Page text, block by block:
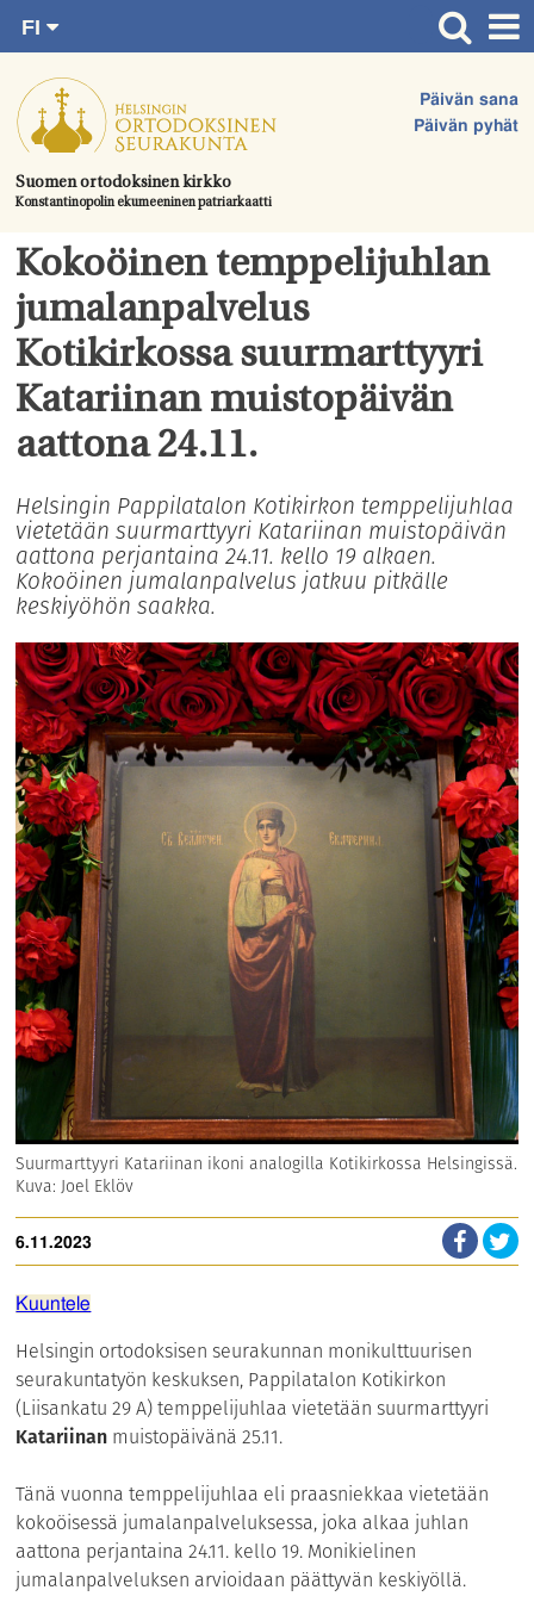
suoraan
sisältöön.
Suomen ortodoksinen kirkko
Konstantinopolin ekumeeninen patriarkaatti
Päivän sana
Päivän pyhät
FI
SV
EN
UA
Etusivu
Ajankohtaista
Juhlat & toimitukset
Kirkot
Apua & tukea
Tule mukaan
Hautausmaa
Yhteystiedot
Kokoöinen temppelijuhlan
jumalanpalvelus
Kotikirkossa suurmarttyyri
Katariinan muistopäivän
aattona 24.11.
Helsingin Pappilatalon Kotikirkon temppelijuhlaa
vietetään suurmarttyyri Katariinan muistopäivän
aattona perjantaina 24.11. kello 19 alkaen.
Kokoöinen jumalanpalvelus jatkuu pitkälle
keskiyöhön saakka.
Suurmarttyyri Katariinan ikoni analogilla Kotikirkossa Helsingissä.
Kuva: Joel Eklöv
6.11.2023
Kuuntele
Helsingin ortodoksisen seurakunnan monikulttuurisen
seurakuntatyön keskuksen, Pappilatalon Kotikirkon
(Liisankatu 29 A) temppelijuhlaa vietetään suurmarttyyri
Katariinan muistopäivänä 25.11.
Tänä vuonna temppelijuhlaa eli praasniekkaa vietetään
kokoöisessä jumalanpalveluksessa, joka alkaa juhlan
aattona perjantaina 24.11. kello 19. Monikielinen
jumalanpalveluksen arvioidaan päättyvän keskiyöllä.